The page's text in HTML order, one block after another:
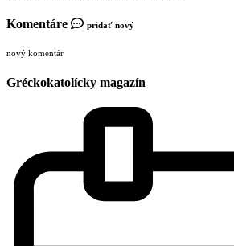
Komentáre pridať nový
nový komentár
Gréckokatolícky magazín